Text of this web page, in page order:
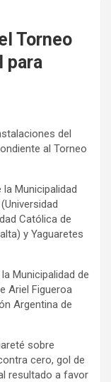
Torneo
para
del
al Torneo
Municipalidad
Católica de
y Yaguaretes
Municipalidad de
Ariel Figueroa
Argentina de
sobre
cero, gol de
resultado a favor